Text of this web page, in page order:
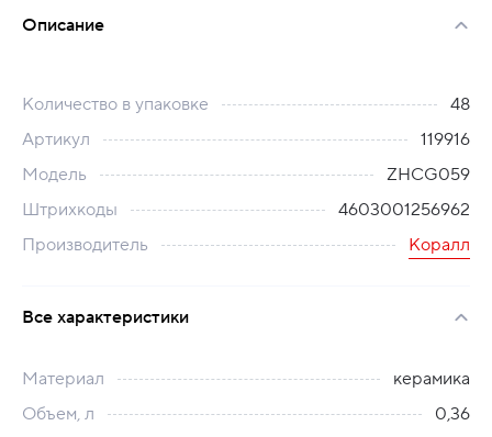
Описание
Количество в упаковке
48
Артикул
119916
Модель
ZHCG059
Штрихкоды
4603001256962
Производитель
Коралл
Все характеристики
Материал
керамика
Объем, л
0,36